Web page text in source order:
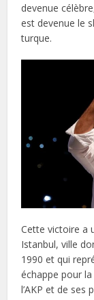
devenue
est devenue le
turque.
Cette victoire a
Istanbul, ville
1990 et qui
échappe pour
l’AKP et de ses